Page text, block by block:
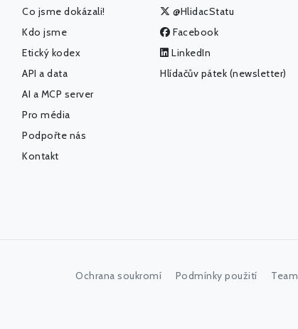
Co jsme dokázali!
Kdo jsme
Etický kodex
API a data
AI a MCP server
Pro média
Podpořte nás
Kontakt
@HlidacStatu
Facebook
LinkedIn
Hlídačův pátek (newsletter)
Ochrana soukromí Podmínky použití Team